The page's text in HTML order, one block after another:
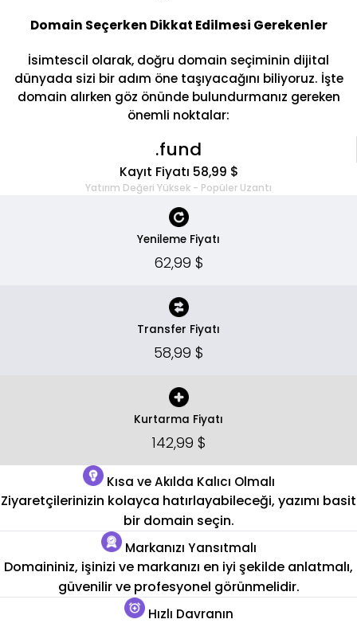
Domain Seçerken Dikkat Edilmesi Gerekenler
İsimtescil olarak, doğru domain seçiminin dijital
dünyada sizi bir adım öne taşıyacağını biliyoruz. İşte
domain alırken göz önünde bulundurmanız gereken
önemli noktalar:
.fund
Kayıt Fiyatı 58,99 $
Yatırım Değeri Yüksek - Popüler Uzantı
Yenileme Fiyatı
62,99 $
Transfer Fiyatı
58,99 $
Kurtarma Fiyatı
142,99 $
Kısa ve Akılda Kalıcı Olmalı
Ziyaretçilerinizin kolayca hatırlayabileceği, yazımı basit
bir domain seçin.
Markanızı Yansıtmalı
Domaininiz, işinizi ve markanızı en iyi şekilde anlatmalı,
güvenilir ve profesyonel görünmelidir.
Hızlı Davranın